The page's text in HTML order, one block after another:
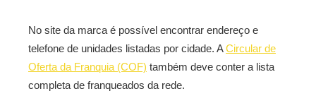
No site da marca é possível encontrar endereço e
telefone de unidades listadas por cidade. ACircular de
Oferta da Franquia (COF) também deve conter a lista
completa de franqueados da rede.